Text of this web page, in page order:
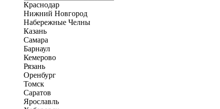
Краснодар
Нижний Новгород
Набережные Челны
Казань
Самара
Барнаул
Кемерово
Рязань
Оренбург
Томск
Саратов
Ярославль